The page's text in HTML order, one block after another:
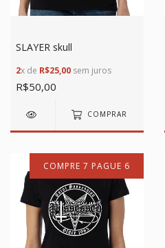
SLAYER skull
2x de R$25,00 sem juros
R$50,00
COMPRAR
COMPRE 7 PAGUE 6